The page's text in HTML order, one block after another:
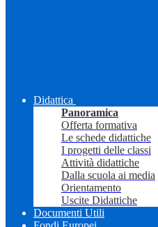
Didattica
Panoramica
Offerta formativa
Le schede didattiche
I progetti delle classi
Attività didattiche
Dalla scuola ai media
Orientamento
Uscite Didattiche
Documenti Utili